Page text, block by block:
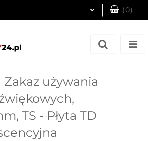
(0)
Zakaz używania
TS - Płyta TD